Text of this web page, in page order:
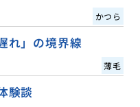
かつら
れ」の境界線
薄毛
験談